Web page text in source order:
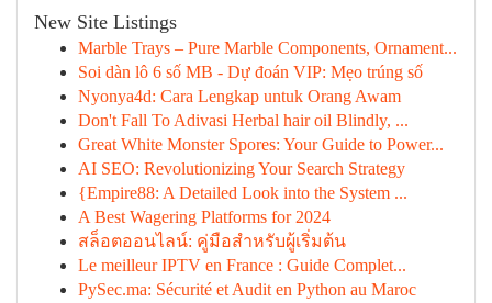
New Site Listings
Marble Trays – Pure Marble Components, Ornament...
Soi dàn lô 6 số MB - Dự đoán VIP: Mẹo trúng số
Nyonya4d: Cara Lengkap untuk Orang Awam
Don't Fall To Adivasi Herbal hair oil Blindly, ...
Great White Monster Spores: Your Guide to Power...
AI SEO: Revolutionizing Your Search Strategy
{Empire88: A Detailed Look into the System ...
A Best Wagering Platforms for 2024
สล็อตออนไลน์: คู่มือสำหรับผู้เริ่มต้น
Le meilleur IPTV en France : Guide Complet...
PySec.ma: Sécurité et Audit en Python au Maroc